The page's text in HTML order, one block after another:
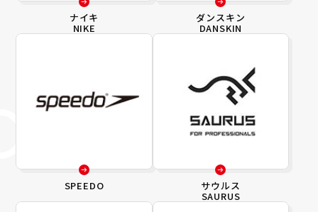
ナイキ
NIKE
ダンスキン
DANSKIN
SPEEDO サウルス
SAURUS